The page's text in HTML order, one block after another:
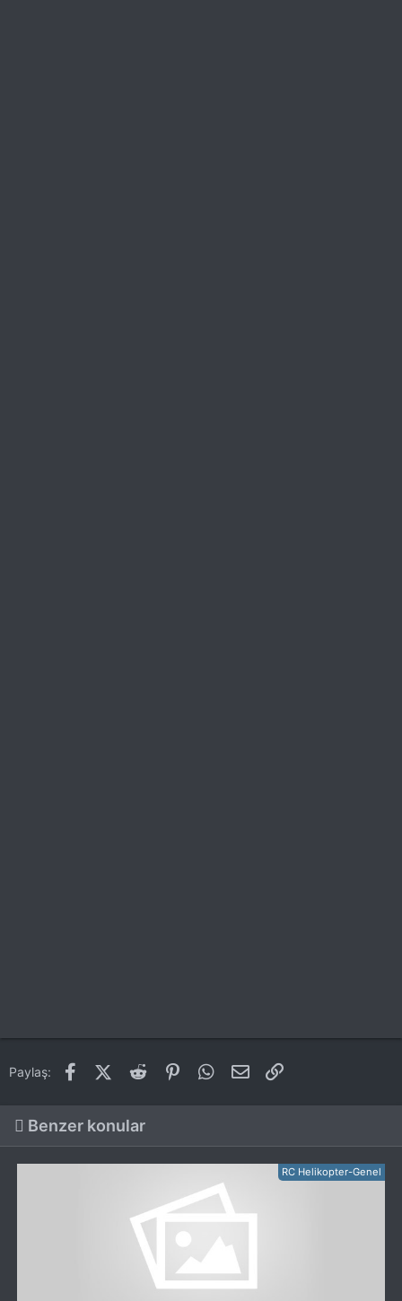
Paylaş: FacebookX (Twitter)
Reddit PinterestWhatsApp
E-posta
Benzer konular
RC Helikopter-Genel